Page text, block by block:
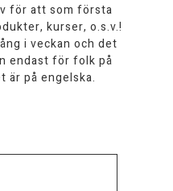
för att som första
kurser, o.s.v.!
i veckan och det
endast för folk på
är på engelska.